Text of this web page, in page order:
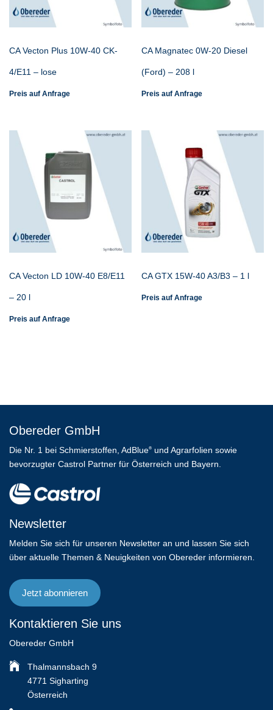
CA Vecton Plus 10W-40 CK-
4/E11 – lose
Preis auf Anfrage
CA Magnatec 0W-20 Diesel
(Ford) – 208 l
Preis auf Anfrage
CA Vecton LD 10W-40 E8/E11
– 20 l
Preis auf Anfrage
CA GTX 15W-40 A3/B3 – 1 l
Preis auf Anfrage
Obereder GmbH
Die Nr. 1 bei Schmierstoffen, AdBlue®
und Agrarfolien sowie
bevorzugter Castrol Partner für Österreich und Bayern.
Newsletter
Melden Sie sich für unseren Newsletter an und lassen Sie sich
über aktuelle Themen & Neuigkeiten von Obereder informieren.
Jetzt abonnieren
Kontaktieren Sie uns
Obereder GmbH
Thalmannsbach 9
4771 Sigharting
Österreich